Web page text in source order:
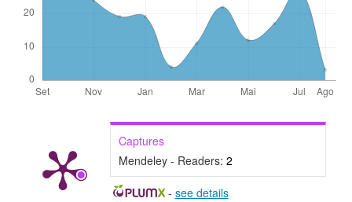
Captures
Mendeley - Readers: 2
- see details